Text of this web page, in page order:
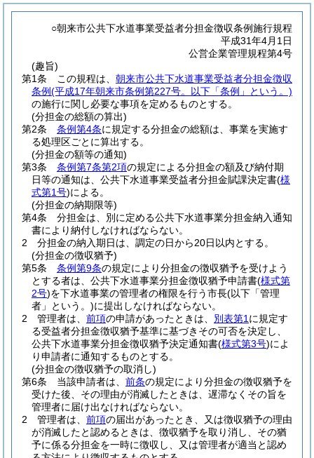
○朝来市公共下水道事業受益者分担金徴収条例施行規程
平成31年4月1日
公営企業管理規程第4号
(趣旨)
第1条
この規程は、 朝来市公共下水道事業受益者分担金徴収
条例(平成17年朝来市条例第227号。以下「条例」という。)
の施行に関し必要な事項を定めるものとする。
(分担金の総額の算出)
第2条
条例第4条に規定する分担金の総額は、事業を実施す
る処理区ごとに算出する。
(分担金の額等の通知)
第3条
条例第7条第2項の規定による分担金の額及び納付期
日等の通知は、公共下水道事業受益者分担金賦課決定書(様
式第1号)による。
(分担金の納期限等)
第4条
分担金は、別に定める公共下水道事業分担金納入通知
書により納付しなければならない。
2
分担金の納入期日は、調定の日から20日以内とする。
(分担金の徴収猶予)
第5条
条例第9条の規定により分担金の徴収猶予を受けよう
とする者は、公共下水道事業分担金徴収猶予申請書(様式第
2号)を下水道事業の管理者の権限を行う市長(以下「管理
者」という。)に提出しなければならない。
2
管理者は、 前項の申請があったときは、 別表第1 に規定す
る受益者分担金徴収猶予基準に基づきその可否を決定し、
公共下水道事業分担金徴収猶予決定通知書(様式第3号)によ
り申請者に通知するものとする。
(分担金の徴収猶予の取消し)
第6条
当該申請者は、 前条の規定により分担金の徴収猶予を
受けた後、その理由が消滅したときは、遅滞なくその旨を
管理者に届け出なければならない。
2
管理者は、 前項の届出があったとき、又は徴収猶予の理由
が消滅したと認めるときは、徴収猶予を取り消し、その猶
予に係る分担金を一時に徴収し、又は管理者が適当と認め